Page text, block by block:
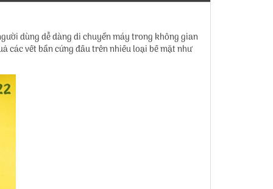
dùng dễ dàng di chuyển máy trong không gian
các vết bẩn cứng đầu trên nhiều loại bề mặt như